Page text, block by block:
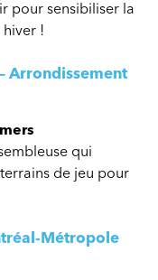
pour sensibiliser la
!
Arrondissement
qui
de jeu pour